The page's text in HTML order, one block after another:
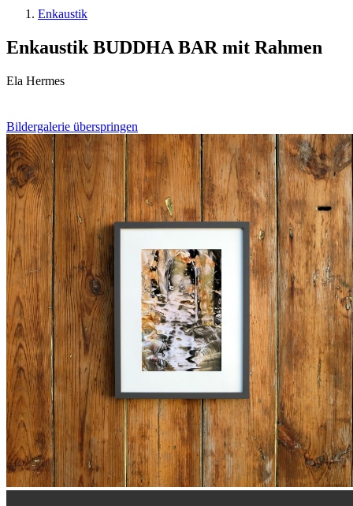
Enkaustik
Enkaustik BUDDHA BAR mit Rahmen
Ela Hermes
Bildergalerie überspringen